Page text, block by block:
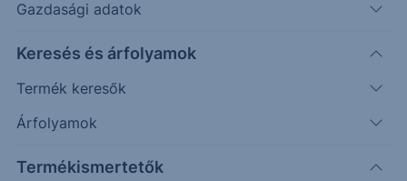
Gazdasági adatok
Keresés és árfolyamok
Termék keresők
Árfolyamok
Termékismertetők
Árfolyamértesítő rögzítése
További információk kérése